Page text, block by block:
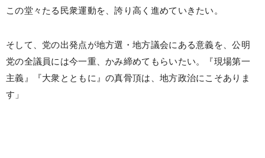
この堂々たる民衆運動を、誇り高く進めていきたい。
そして、党の出発点が地方選・地方議会にある意義を、公明
党の全議員には今一重、かみ締めてもらいたい。『現場第一
主義』『大衆とともに』の真骨頂は、地方政治にこそありま
す」